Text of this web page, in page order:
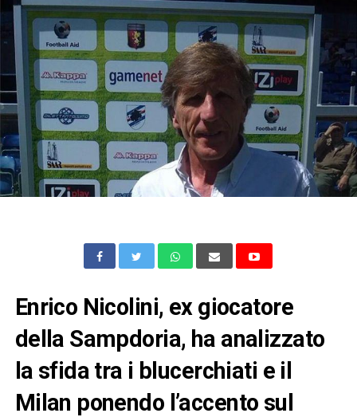
Enrico Nicolini, ex giocatore
della Sampdoria, ha analizzato
la sfida tra i blucerchiati e il
Milan ponendo l’accento sul